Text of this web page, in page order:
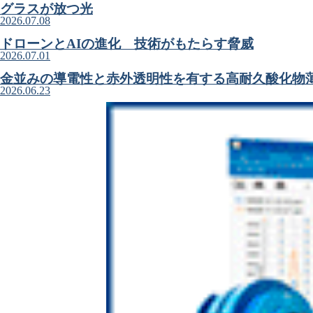
グラスが放つ光
2026.07.08
ドローンとAIの進化 技術がもたらす脅威
2026.07.01
金並みの導電性と赤外透明性を有する高耐久酸化物
2026.06.23